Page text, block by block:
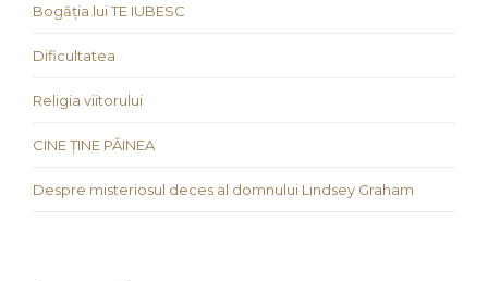
Bogăția lui TE IUBESC
Dificultatea
Religia viitorului
CINE ȚINE PÂINEA
Despre misteriosul deces al domnului Lindsey Graham